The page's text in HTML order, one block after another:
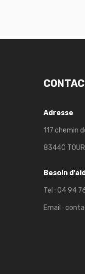
Adresse
117 chemin
83440
Besoin
Tel : 04 94
Email :